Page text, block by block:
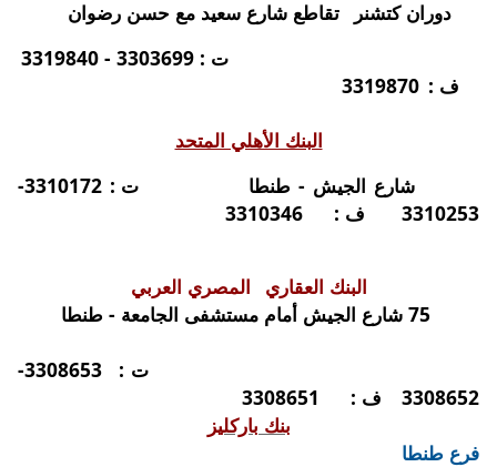
دوران كتشنر
تقاطع شارع سعيد مع حسن رضوان
ت : 3303699 - 3319840
ف : 3319870
البنك الأهلي المتحد
شارع الجيش - طنطا
ت : 3310172-
3310253
ف : 3310346
البنك العقاري
المصري العربي
75 شارع الجيش أمام مستشفى الجامعة - طنطا
ت :
3308653-
3308652
ف :
3308651
بنك باركليز
فرع طنطا